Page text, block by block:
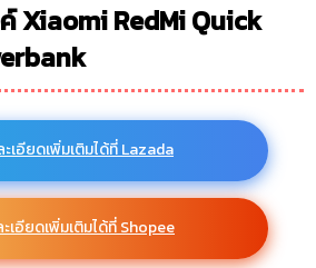
Xiaomi RedMi Quick
เอียดเพิ่มเติมได้ที่ Lazada
เอียดเพิ่มเติมได้ที่ Shopee